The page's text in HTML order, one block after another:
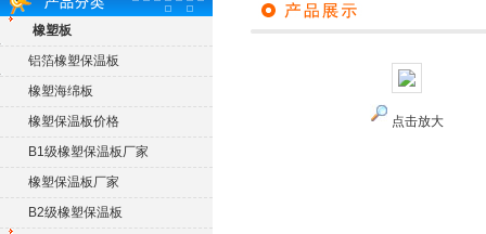
橡塑板
铝箔橡塑保温板
橡塑海绵板
橡塑保温板价格
B1级橡塑保温板厂家
橡塑保温板厂家
B2级橡塑保温板
点击放大